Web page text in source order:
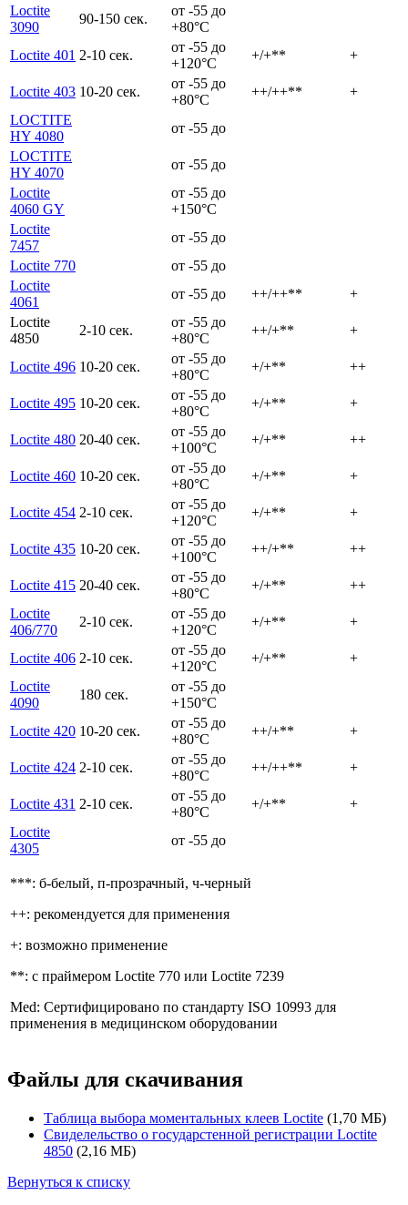
Loctite
3090
90-150 сек.
от -55 до
+80°C
Loctite 401 2-10 сек.
от -55 до
+120°C
+/+** +
Loctite 403 10-20 сек.
от -55 до
+80°C
++/++**
+
LOCTITE
HY 4080
от -55 до
LOCTITE
HY 4070
от -55 до
Loctite
4060 GY
от -55 до
+150°C
Loctite
7457
от -55 до
Loctite 770
от -55 до
Loctite
4061
от -55 до ++/++**
+
Loctite
4850
2-10 сек.
от -55 до
+80°C
++/+** +
Loctite 496 10-20 сек.
от -55 до
+80°C
+/+** ++
Loctite 495 10-20 сек.
от -55 до
+80°C
+/+** +
Loctite 480 20-40 сек.
от -55 до
+100°C
+/+** ++
Loctite 460 10-20 сек.
от -55 до
+80°C
+/+** +
Loctite 454 2-10 сек.
от -55 до
+120°C
+/+** +
Loctite 435 10-20 сек.
от -55 до
+100°C
++/+** ++
Loctite 415 20-40 сек.
от -55 до
+80°C
+/+**
++
Loctite
406/770
2-10 сек.
от -55 до
+120°C
+/+** +
Loctite 406 2-10 сек.
от -55 до
+120°C
+/+**
+
Loctite
4090
180 сек.
от -55 до
+150°C
Loctite 420 10-20 сек.
от -55 до
+80°C
++/+** +
Loctite 424 2-10 сек.
от -55 до
+80°C
++/++** +
Loctite 431 2-10 сек.
от -55 до
+80°C
+/+**
+
Loctite
4305
от -55 до
***: б-белый, п-прозрачный, ч-черный
++: рекомендуется для применения
+: возможно применение
**: с праймером Loctite 770 или Loctite 7239
Med: Сертифицировано по стандарту ISO 10993 для
применения в медицинском оборудовании
Файлы для скачивания
Таблица выбора моментальных клеев Loctite (1,70 МБ)
Свиделельство о государстенной регистрации Loctite
4850 (2,16 МБ)
Вернуться к списку